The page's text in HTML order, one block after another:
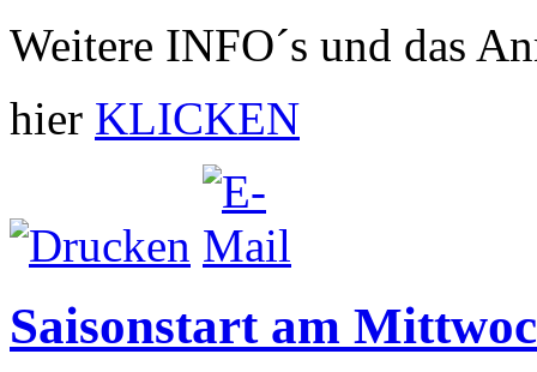
Weitere INFO´s und das
hier KLICKEN
Saisonstart am